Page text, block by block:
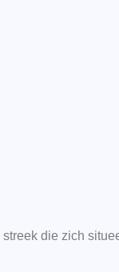
die zich